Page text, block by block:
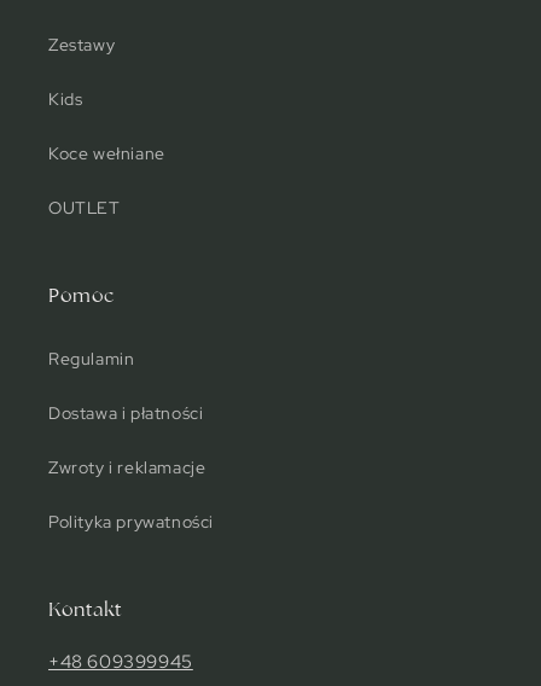
Zestawy
Kids
Koce wełniane
OUTLET
Pomoc
Regulamin
Dostawa i płatności
Zwroty i reklamacje
Polityka prywatności
Kontakt
+48 609399945